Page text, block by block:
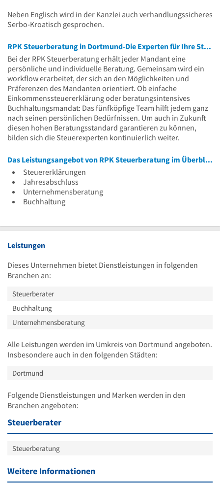
Neben Englisch wird in der Kanzlei auch verhandlungssicheres
Serbo-Kroatisch gesprochen.
RPK Steuerberatung in Dortmund-Die Experten für Ihre Steuern
Bei der RPK Steuerberatung erhält jeder Mandant eine
persönliche und individuelle Beratung. Gemeinsam wird ein
workflow erarbeitet, der sich an den Möglichkeiten und
Präferenzen des Mandanten orientiert. Ob einfache
Einkommenssteuererklärung oder beratungsintensives
Buchhaltungsmandat: Das fünfköpfige Team hilft jedem ganz
nach seinen persönlichen Bedürfnissen. Um auch in Zukunft
diesen hohen Beratungsstandard garantieren zu können,
bilden sich die Steuerexperten kontinuierlich weiter.
Das Leistungsangebot von RPK Steuerberatung im Überblick
Steuererklärungen
Jahresabschluss
Unternehmensberatung
Buchhaltung
Leistungen
Dieses Unternehmen bietet Dienstleistungen in folgenden
Branchen an:
Steuerberater
Buchhaltung
Unternehmensberatung
Alle Leistungen werden im Umkreis von Dortmund angeboten.
Insbesondere auch in den folgenden Städten:
Dortmund
Folgende Dienstleistungen und Marken werden in den
Branchen angeboten:
Steuerberater
Steuerberatung
Weitere Informationen